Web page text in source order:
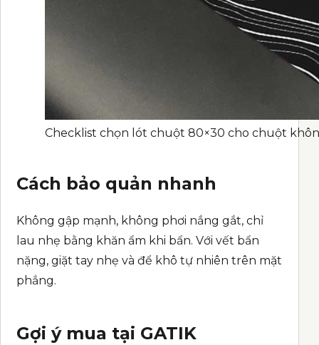
Checklist chọn lót chuột 80×30 cho chuột
Cách bảo quản nhanh
Không gập mạnh, không phơi nắng gắt, chỉ
lau nhẹ bằng khăn ẩm khi bẩn. Với vết bẩn
nặng, giặt tay nhẹ và để khô tự nhiên trên mặt
phẳng.
Gợi ý mua tại GATIK